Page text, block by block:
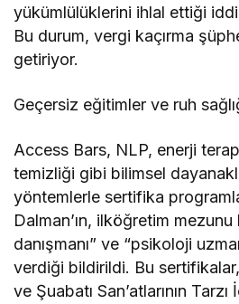
yükümlülüklerini ihlal ettiği
Bu durum, vergi kaçırma
getiriyor.
Geçersiz eğitimler ve ruh
Access Bars, NLP, enerji
temizliği gibi bilimsel
yöntemlerle sertifika
Dalman’ın, ilköğretim
danışmanı” ve “psikoloji
verdiği bildirildi. Bu sertifikalar,
ve Şuabatı San’atlarının Tarzı